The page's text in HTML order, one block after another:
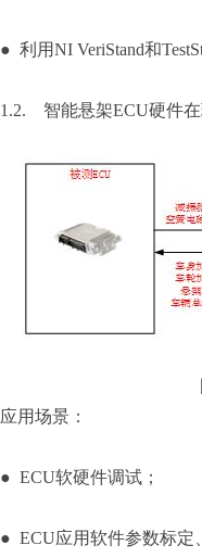
● 利用NI VeriStand和
1.2. 智能悬架ECU硬件在
应用场景：
● ECU软硬件调试；
● ECU应用软件参数标定